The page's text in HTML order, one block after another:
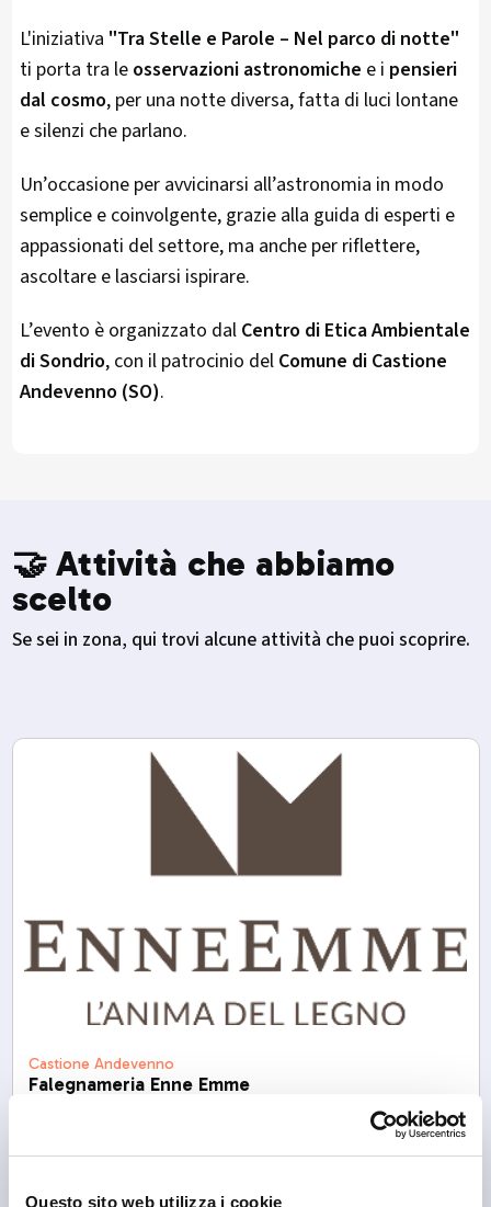
Questo sito web utilizza i cookie
L'iniziativa "Tra Stelle e Parole – Nel parco di notte"
ti porta tra le osservazioni astronomiche e i pensieri
dal cosmo, per una notte diversa, fatta di luci lontane
e silenzi che parlano.
Un’occasione per avvicinarsi all’astronomia in modo
semplice e coinvolgente, grazie alla guida di esperti e
appassionati del settore, ma anche per riflettere,
ascoltare e lasciarsi ispirare.
L’evento è organizzato dal Centro di Etica Ambientale
di Sondrio, con il patrocinio del Comune di Castione
Andevenno (SO).
🤝 Attività che abbiamo
scelto
Se sei in zona, qui trovi alcune attività che puoi scoprire.
Castione Andevenno
Falegnameria Enne Emme